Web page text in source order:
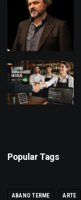
Popular Tags
ABANO TERME ARTE